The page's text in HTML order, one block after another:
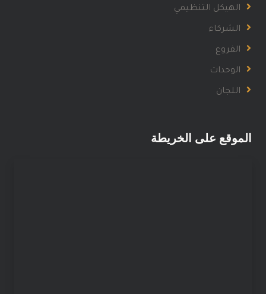
الهيكل التنظيمي
الشركاء
الفروع
الوحدات
اللجان
الموقع على الخريطة